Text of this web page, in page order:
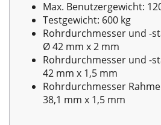
Max. Benutzergewicht:
Testgewicht: 600 kg
Rohrdurchmesser und -
Ø 42 mm x 2 mm
Rohrdurchmesser und -
42 mm x 1,5 mm
Rohrdurchmesser
38,1 mm x 1,5 mm